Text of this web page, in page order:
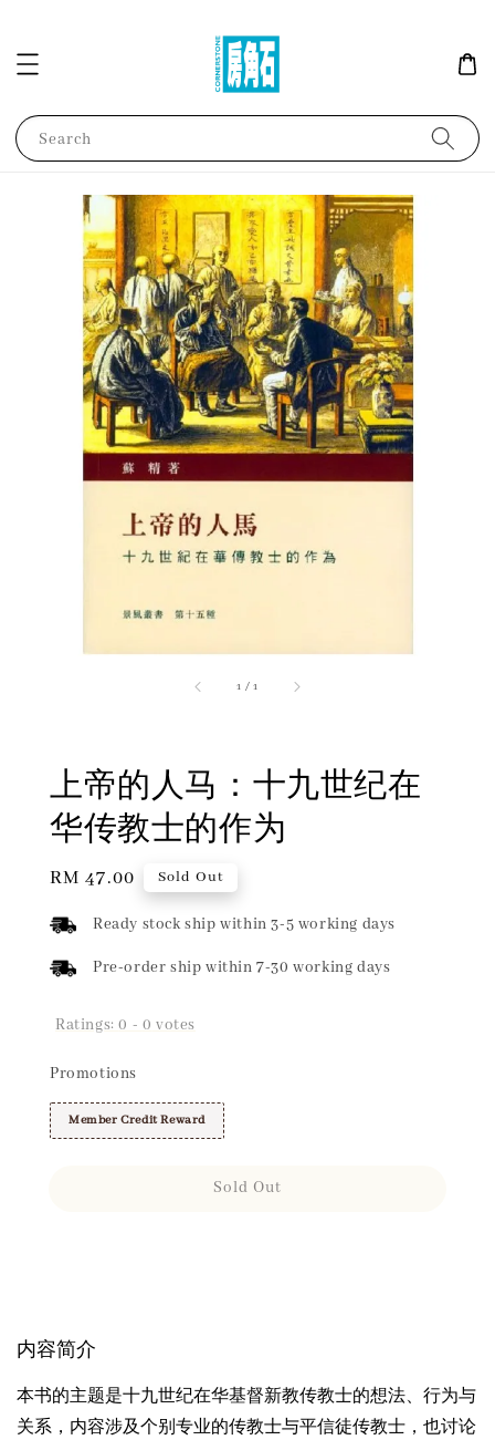
Search
1 /1
上帝的人马：十九世纪在
华传教士的作为
Regular
RM 47.00 Sold Out
Ready stock ship within 3-5 working days
Pre-order ship within 7-30 working days
Ratings:0 - 0 votes
Promotions
Member Credit Reward
Sold Out
内容简介
本书的主题是十九世纪在华基督新教传教士的想法、行为与
关系，内容涉及个别专业的传教士与平信徒传教士，也讨论